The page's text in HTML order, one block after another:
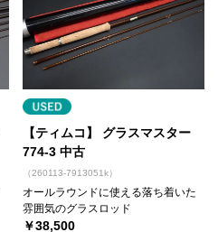
【ティムコ】 グラスマスター
774-3 中古
（260113-7913051k）
オールラウンドに使える落ち着いた
雰囲気のグラスロッド
￥38,500